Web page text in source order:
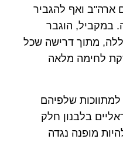
ארה"ב ואף להגביר
במקביל, הוגבר
מתוך דרישה שכל
לחימה מלאה
שלפיהם
בלבנון חלק
מופנה נגדה